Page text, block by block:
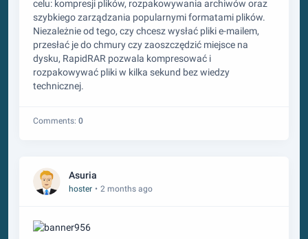
celu: kompresji plików, rozpakowywania archiwów oraz
szybkiego zarządzania popularnymi formatami plików.
Niezależnie od tego, czy chcesz wysłać pliki e-mailem,
przesłać je do chmury czy zaoszczędzić miejsce na
dysku, RapidRAR pozwala kompresować i
rozpakowywać pliki w kilka sekund bez wiedzy
technicznej.
Comments: 0
Asuria
hoster • 2 months ago